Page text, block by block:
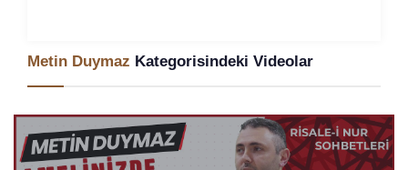
Metin Duymaz Kategorisindeki Videolar